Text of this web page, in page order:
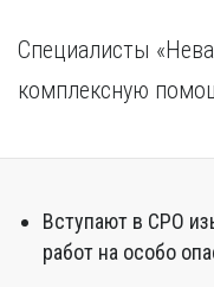
Специалисты
комплексную
Вступают в СРО
работ на особо